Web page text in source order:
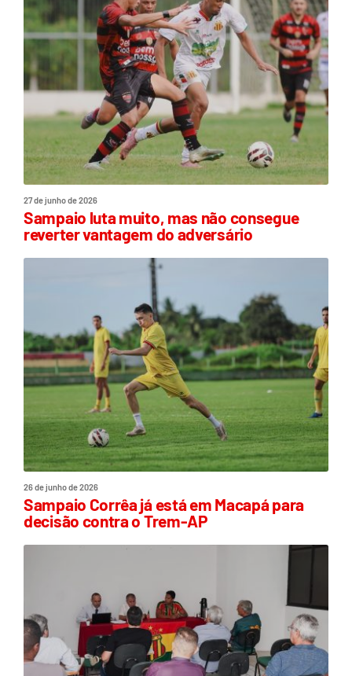
27 de junho de 2026
Sampaio luta muito, mas não consegue
reverter vantagem do adversário
26 de junho de 2026
Sampaio Corrêa já está em Macapá para
decisão contra o Trem-AP